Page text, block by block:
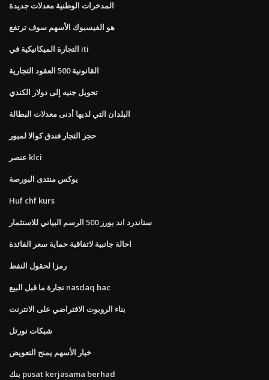
المدخرات الوطنية معدلات جديدة
هو الفيسبوك الأسهم سوف ترتفع
التجارة الميكانيكية في iti
القانونية 500 العقود التجارية
تحويل جنيه إلى دولار الكندي
البلدان التي لديها أدنى معدلات البطالة
حجز التجار فندق كوالا لمبور
عنصر klci
يوكس منتدى البورصة
Huf chf kurs
ستاندرد اند بورز 500 الرسم البياني للاستثمار
احالة جانبية لاتفاقية حماية سعر الفائدة
رمزا لحقول النفط
تجارة ما قبل البيع nasdaq bac
بناء الروبوت الافتراضي على الانترنت
شبكات نورتل
خيار الأسهم يمنح التعويض
بنك pusat kerjasama berhad